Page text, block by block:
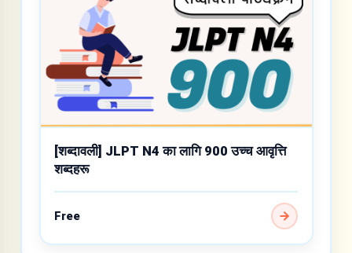
[शब्दावली] JLPT N4 का लागि 900 उच्च आवृत्ति
शब्दहरू
Free